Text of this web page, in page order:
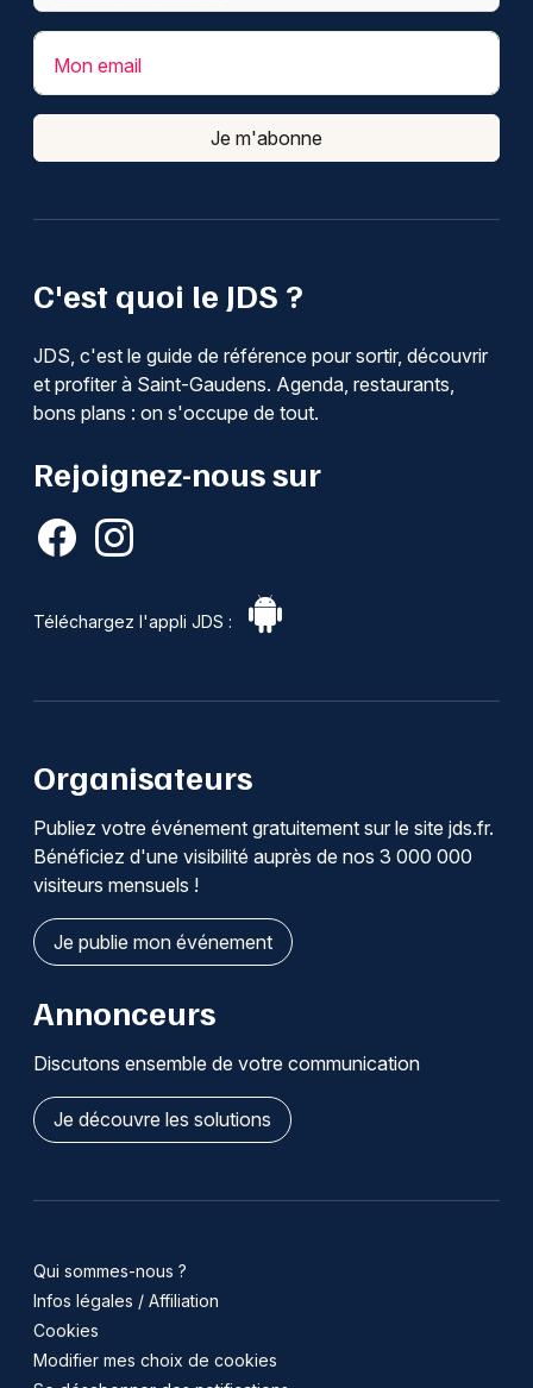
C'est quoi le JDS ?
JDS, c'est le guide de référence pour sortir, découvrir
et profiter à Saint-Gaudens. Agenda, restaurants,
bons plans : on s'occupe de tout.
Rejoignez-nous sur
Téléchargez l'appli JDS :
Mon email
Je m'abonne
Organisateurs
Publiez votre événement gratuitement sur le site jds.fr.
Bénéficiez d'une visibilité auprès de nos 3 000 000
visiteurs mensuels !
Je publie mon événement
Annonceurs
Discutons ensemble de votre communication
Je découvre les solutions
Qui sommes-nous ?
Infos légales / Affiliation
Cookies
Modifier mes choix de cookies